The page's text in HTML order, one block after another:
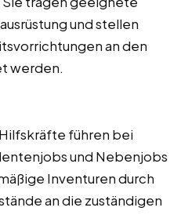
und stellen
an den
werden.
Hilfskräfte führen bei
und Nebenjobs
Inventuren durch
an die zuständigen